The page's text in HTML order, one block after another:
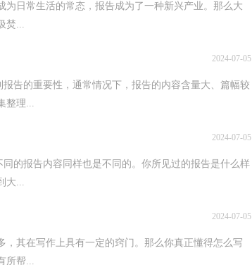
日常生活的常态，报告成为了一种新兴产业。那么大
焚...
2024-07-05
告的重要性，通常情况下，报告的内容含量大、篇幅较
整理...
2024-07-05
的报告内容同样也是不同的。你所见过的报告是什么样
大...
2024-07-05
其在写作上具有一定的窍门。那么你真正懂得怎么写
所帮...